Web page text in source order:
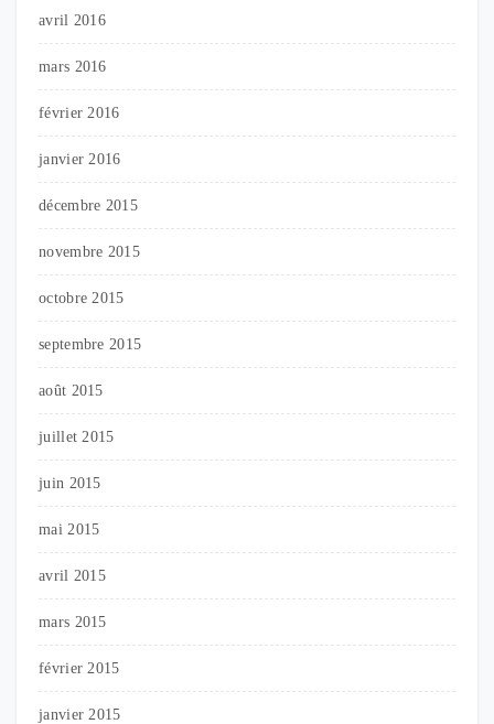
avril 2016
mars 2016
février 2016
janvier 2016
décembre 2015
novembre 2015
octobre 2015
septembre 2015
août 2015
juillet 2015
juin 2015
mai 2015
avril 2015
mars 2015
février 2015
janvier 2015